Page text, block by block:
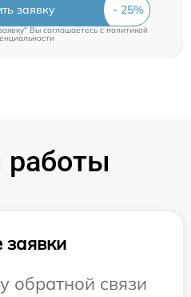
заявку
Вы соглашаетесь cполитикой
обратной связи